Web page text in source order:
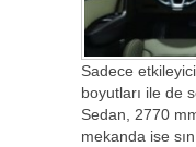
Sadece
boyutları ile de
Sedan, 2770
mekanda ise